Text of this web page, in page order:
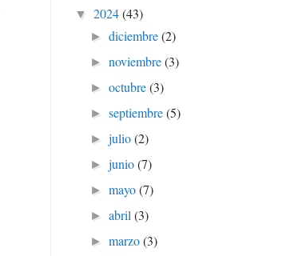
▼ 2024(43)
►diciembre(2)
►noviembre(3)
►octubre(3)
►septiembre(5)
►julio(2)
►junio(7)
►mayo(7)
►abril(3)
►marzo(3)